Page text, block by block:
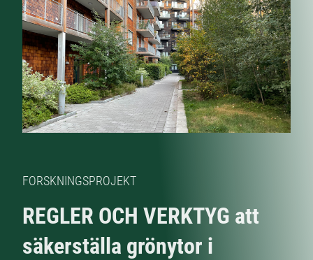
FORSKNINGSPROJEKT
REGLER OCH VERKTYG att
säkerställa grönytor i